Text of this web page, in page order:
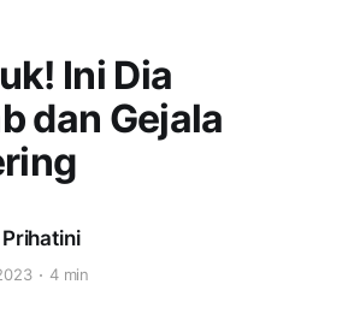
Ini Dia
dan Gejala
4 min